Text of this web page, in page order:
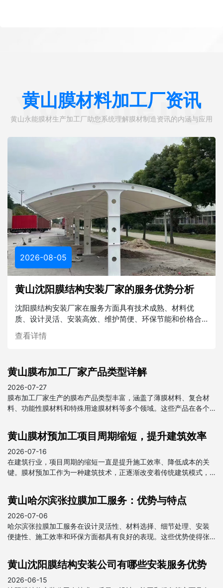
黄山膜材料加工厂资讯
黄山永能膜材生产加工厂助您系统理解膜材制造资讯的内涵与应用
Yongneng
2026-08-05
黄山沈阳膜结构安装厂家的服务优势分析
沈阳膜结构安装厂家在服务方面具有技术成熟、材料优
质、设计灵活、安装高效、维护简便、环保节能和价格合
理等多重优势。在未来的建筑行业中，膜结构将发挥越来
越重要的作用
查看详情
黄山膜布加工厂家产品类型详解
2026-07-27
膜布加工厂家生产的膜布产品类型丰富，涵盖了薄膜材料、复合材
料、功能性膜材料和特殊用途膜材料等多个领域。这些产品在各个
黄山膜材预加工项目周期缩短，提升建筑效率
2026-07-16
在建筑行业，项目周期的缩短一直是提升施工效率、降低成本的关
键。膜材预加工作为一种建筑技术，正逐渐改变着传统建筑模式，
黄山哈尔滨张拉膜加工服务：优势与特点
2026-07-06
哈尔滨张拉膜加工服务在设计灵活性、材料选择、细节处理、安装
便捷性、施工效率和环保方面都具有良好的表现。这些优势使得张
一部分。
黄山沈阳膜结构安装公司有哪些安装服务优势
2026-06-15